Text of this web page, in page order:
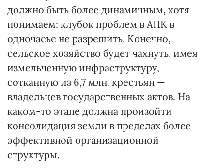
должно быть более динамичным, хотя
понимаем: клубок проблем в АПК в
одночасье не разрешить. Конечно,
сельское хозяйство будет чахнуть, имея
измельченную инфраструктуру,
сотканную из 6,7 млн. крестьян —
владельцев государственных актов. На
каком-то этапе должна произойти
консолидация земли в пределах более
эффективной организационной
структуры.